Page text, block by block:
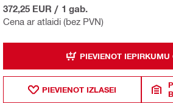
Cena ar atlaidi (bez PVN)
372,25 EUR / 1 gab.
PIEVIENOT IEPIRKUMU
PIEVIENOT IZLASEI